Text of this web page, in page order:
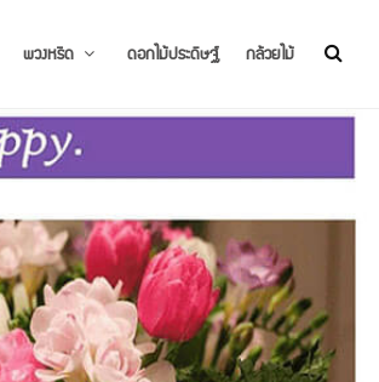
พวงหรีด ดอกไม้ประดิษฐ์ กล้วยไม้